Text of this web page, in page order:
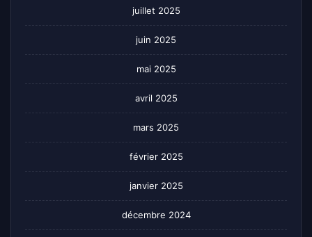
juillet 2025
juin 2025
mai 2025
avril 2025
mars 2025
février 2025
janvier 2025
décembre 2024